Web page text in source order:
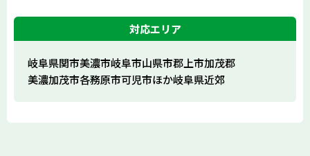
対応エリア
岐阜県関市美濃市岐阜市山県市郡上市加茂郡
美濃加茂市各務原市可児市ほか岐阜県近郊